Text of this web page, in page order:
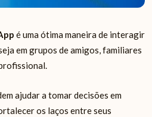
é uma ótima maneira de interagir
em grupos de amigos, familiares
ajudar a tomar decisões em
os laços entre seus